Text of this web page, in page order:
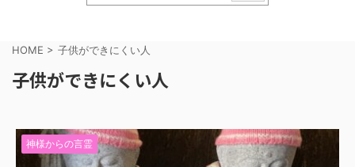
HOME > 子供ができにくい人
子供ができにくい人
神様からの言霊